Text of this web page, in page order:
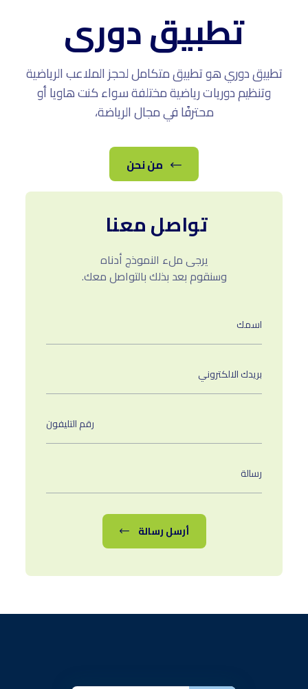
تطبيق دورى
تطبيق دوري هو تطبيق متكامل لحجز الملاعب الرياضية
وتنظيم دوريات رياضية مختلفة سواء كنت هاويا أو
محترفًا في مجال الرياضة،
من نحن
تواصل معنا
يرجى ملء النموذج أدناه
وسنقوم بعد بذلك بالتواصل معك.
أرسل رسالة